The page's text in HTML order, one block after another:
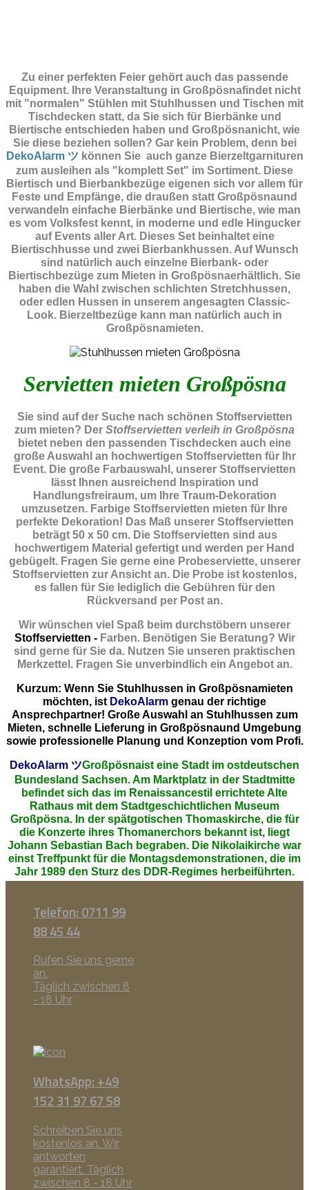
Zu einer perfekten Feier gehört auch das passende
Equipment.
Ihre Veranstaltung in Großpösnafindet nicht
mit "normalen" Stühlen mit Stuhlhussen und Tischen mit
Tischdecken statt, da Sie sich für Bierbänke und
Biertische entschieden haben und Großpösnanicht, wie
Sie diese beziehen sollen? Gar kein Problem, denn bei
DekoAlarm ツ können Sie auch ganze Bierzeltgarnituren
zum ausleihen als "komplett Set" im Sortiment. Diese
Biertisch und Bierbankbezüge eigenen sich vor allem für
Feste und Empfänge, die draußen statt Großpösnaund
verwandeln einfache Bierbänke und Biertische, wie man
es vom Volksfest kennt, in moderne und edle Hingucker
auf Events aller Art. Dieses Set beinhaltet eine
Biertischhusse und zwei Bierbankhussen. Auf Wunsch
sind natürlich auch einzelne Bierbank- oder
Biertischbezüge zum Mieten in Großpösnaerhältlich. Sie
haben die Wahl zwischen schlichten Stretchhussen,
oder edlen Hussen in unserem angesagten Classic-
Look. Bierzeltbezüge kann man natürlich auch in
Großpösnamieten.
Servietten mieten Großpösna
Sie sind auf der Suche nach schönen Stoffservietten
zum mieten? Der Stoffservietten verleih in Großpösna
bietet neben den passenden Tischdecken auch eine
große Auswahl an hochwertigen Stoffservietten für Ihr
Event. Die große Farbauswahl, unserer Stoffservietten
lässt Ihnen ausreichend Inspiration und
Handlungsfreiraum, um Ihre Traum-Dekoration
umzusetzen. Farbige Stoffservietten mieten für Ihre
perfekte Dekoration! Das Maß unserer Stoffservietten
beträgt 50 x 50 cm. Die Stoffservietten sind aus
hochwertigem Material gefertigt und werden per Hand
gebügelt. Fragen Sie gerne eine Probeserviette, unserer
Stoffservietten zur Ansicht an. Die Probe ist kostenlos,
es fallen für Sie lediglich die Gebühren für den
Rückversand per Post an.
Wir wünschen viel Spaß beim durchstöbern unserer
Stoffservietten - Farben. Benötigen Sie Beratung? Wir
sind gerne für Sie da. Nutzen Sie unseren praktischen
Merkzettel. Fragen Sie unverbindlich ein Angebot an.
Kurzum: Wenn Sie Stuhlhussen in Großpösnamieten
möchten, ist DekoAlarm genau der richtige
Ansprechpartner! Große Auswahl an Stuhlhussen zum
Mieten, schnelle Lieferung in Großpösnaund Umgebung
sowie professionelle Planung und Konzeption vom Profi.
DekoAlarm ツGroßpösnaist eine Stadt im ostdeutschen
Bundesland Sachsen. Am Marktplatz in der Stadtmitte
befindet sich das im Renaissancestil errichtete Alte
Rathaus mit dem Stadtgeschichtlichen Museum
Großpösna. In der spätgotischen Thomaskirche, die für
die Konzerte ihres Thomanerchors bekannt ist, liegt
Johann Sebastian Bach begraben. Die Nikolaikirche war
einst Treffpunkt für die Montagsdemonstrationen, die im
Jahr 1989 den Sturz des DDR-Regimes herbeiführten.
Telefon: 0711 99
88 45 44
Rufen Sie uns gerne
an.
Täglich zwischen 8
- 18 Uhr
WhatsApp: +49
152 31 97 67 58
Schreiben Sie uns
kostenlos an. Wir
antworten
garantiert. Täglich
zwischen 8 - 18 Uhr